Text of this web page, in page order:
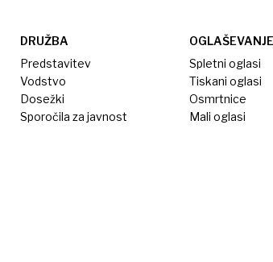
DRUŽBA
Predstavitev
Vodstvo
Dosežki
Sporočila za javnost
OGLAŠEVANJE
Spletni oglasi
Tiskani oglasi
Osmrtnice
Mali oglasi